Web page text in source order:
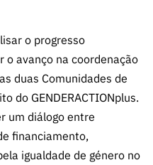
Canais de
Denúncia
s
Apoios
PRR –
“Ciência +
Digital” e
o progresso
o avanço na coordenação
duas Comunidades de
do GENDERACTIONplus.
um diálogo entre
financiamento,
igualdade de género no